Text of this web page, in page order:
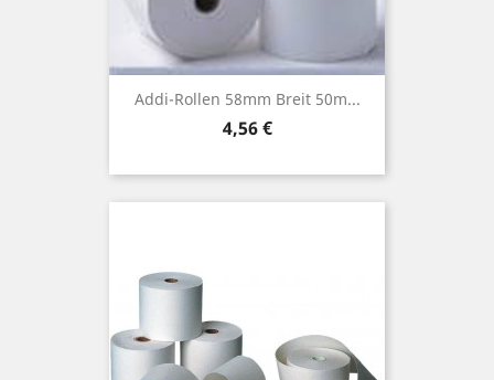
Addi-Rollen 58mm Breit 50m...
Preis
4,56 €